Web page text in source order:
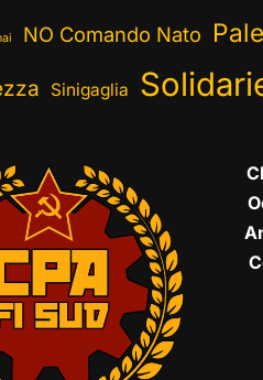
NO Comando Nato
Sinigaglia